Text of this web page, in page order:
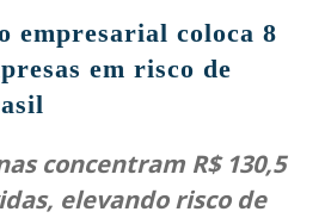
empresarial coloca 8
em risco de
concentram R$ 130,5
elevando risco de